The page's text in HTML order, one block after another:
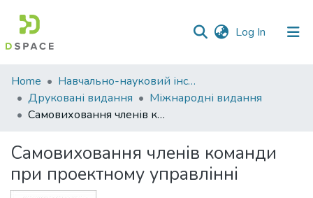
Log In (current)
Communities
&
Collections
Statistics
Home
Навчально-науковий інститут економіки, управління, права та інформаційних технологій
Друковані видання
Міжнародні видання
Самовиховання членів команди при проектному управлінні
Самовиховання членів команди
при проектному управлінні